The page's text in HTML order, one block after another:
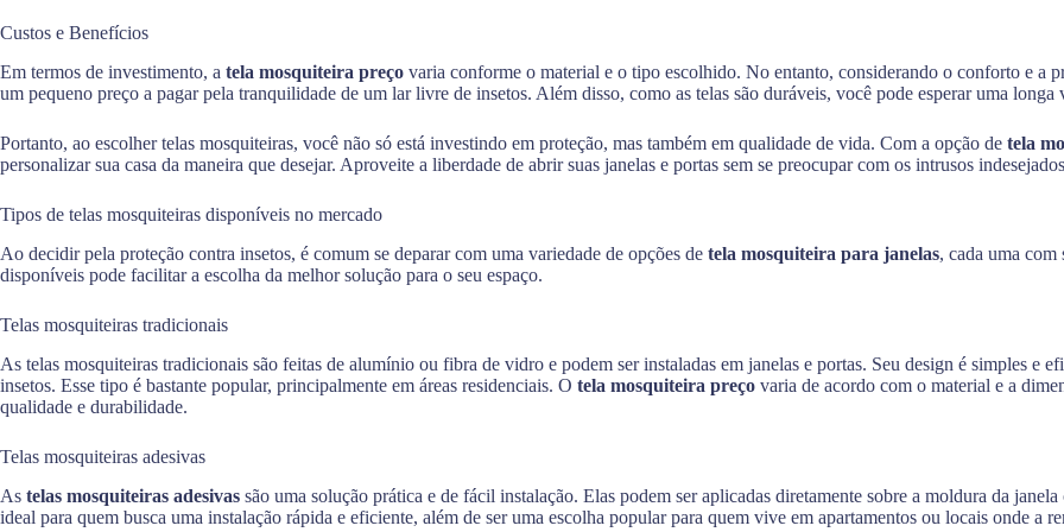
Custos e Benefícios
Em termos de investimento, a tela mosquiteira preço varia conforme o material e o tipo escolhido. No entanto, considerando o conforto e a
um pequeno preço a pagar pela tranquilidade de um lar livre de insetos. Além disso, como as telas são duráveis, você pode esperar uma
Portanto, ao escolher telas mosquiteiras, você não só está investindo em proteção, mas também em qualidade de vida. Com a opção de tela
personalizar sua casa da maneira que desejar. Aproveite a liberdade de abrir suas janelas e portas sem se preocupar com os intrusos
Tipos de telas mosquiteiras disponíveis no mercado
Ao decidir pela proteção contra insetos, é comum se deparar com uma variedade de opções de tela mosquiteira para janelas, cada uma com
disponíveis pode facilitar a escolha da melhor solução para o seu espaço.
Telas mosquiteiras tradicionais
As telas mosquiteiras tradicionais são feitas de alumínio ou fibra de vidro e podem ser instaladas em janelas e portas. Seu design é simples e
insetos. Esse tipo é bastante popular, principalmente em áreas residenciais. O tela mosquiteira preço varia de acordo com o material e a
qualidade e durabilidade.
Telas mosquiteiras adesivas
As telas mosquiteiras adesivas são uma solução prática e de fácil instalação. Elas podem ser aplicadas diretamente sobre a moldura da
ideal para quem busca uma instalação rápida e eficiente, além de ser uma escolha popular para quem vive em apartamentos ou locais onde a